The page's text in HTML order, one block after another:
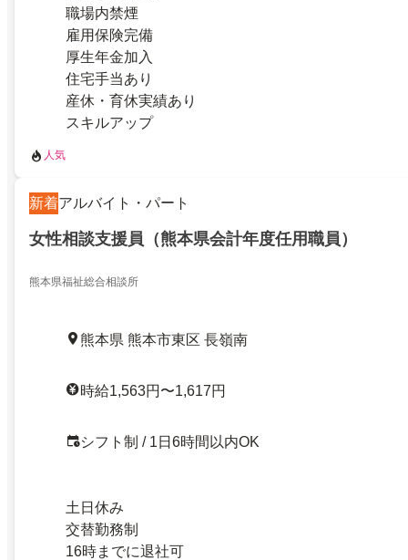
職場内禁煙
雇用保険完備
厚生年金加入
住宅手当あり
産休・育休実績あり
スキルアップ
人気
新着アルバイト・パート
女性相談支援員（熊本県会計年度任用職員）
熊本県福祉総合相談所
熊本県 熊本市東区 長嶺南
時給1,563円〜1,617円
シフト制 / 1日6時間以内OK
土日休み
交替勤務制
16時までに退社可